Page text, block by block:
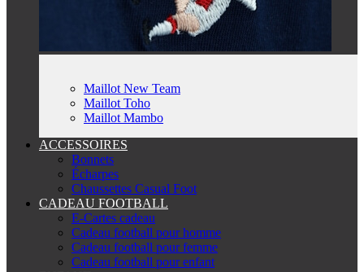
Maillot New Team
Maillot Toho
Maillot Mambo
ACCESSOIRES
Bonnets
Écharpes
Chaussettes Casual Foot
CADEAU FOOTBALL
E-Cartes cadeau
Cadeau football pour homme
Cadeau football pour femme
Cadeau football pour enfant